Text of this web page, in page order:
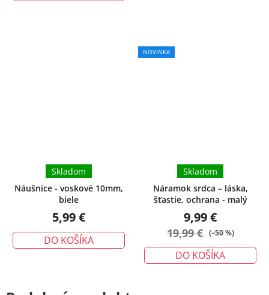
Náušnice - voskové 10mm,
biele
Skladom
5,99 €
DO KOŠÍKA
NOVINKA
Náramok srdca – láska,
šťastie, ochrana - malý
Skladom
9,99 €
19,99 € (–50 %)
DO KOŠÍKA